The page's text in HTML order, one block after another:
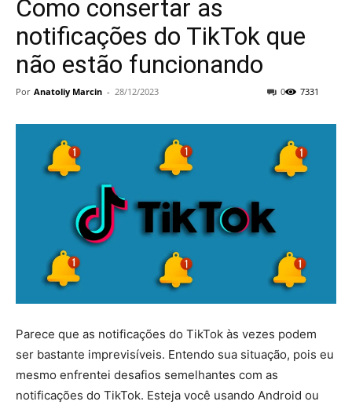
Como consertar as
notificações do TikTok que
não estão funcionando
Por Anatoliy Marcin - 28/12/2023 7331
0
Parece que as notificações do TikTok às vezes podem
ser bastante imprevisíveis. Entendo sua situação, pois eu
mesmo enfrentei desafios semelhantes com as
notificações do TikTok. Esteja você usando Android ou